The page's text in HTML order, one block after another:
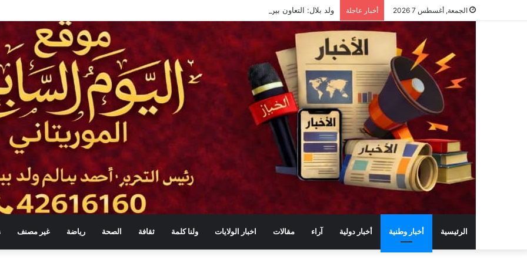
الجمعة, أغسطس 7 2026 أخبار عاجلة ولد بلال: التعاون بين البرلمان والحكومة لا يعني التبعية أو التخلي عن الرقابة
الرئيسية أخبار وطنية أخبار دولية آراء مقالات اخبار الولايات ولنا كلمة ثقافة الصحة رياضة غير مصنف